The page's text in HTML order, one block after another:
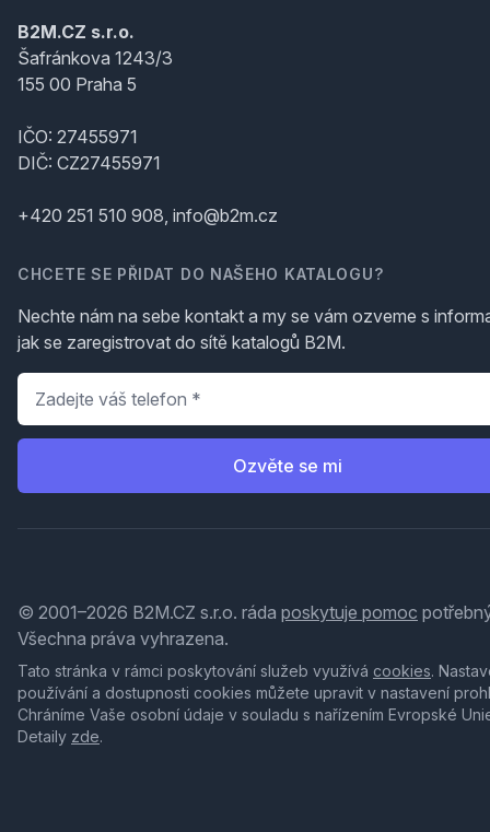
B2M.CZ s.r.o.
Šafránkova 1243/3
155 00 Praha 5
IČO: 27455971
DIČ: CZ27455971
+420 251 510 908, info@b2m.cz
CHCETE SE PŘIDAT DO NAŠEHO KATALOGU?
Nechte nám na sebe kontakt a my se vám ozveme s
jak se zaregistrovat do sítě katalogů B2M.
Telefon
Ozvěte se mi
© 2001–2026 B2M.CZ s.r.o. ráda poskytuje pomoc
Všechna práva vyhrazena.
Tato stránka v rámci poskytování služeb využívá cookies.
používání a dostupnosti cookies můžete upravit v nastavení
Chráníme Vaše osobní údaje v souladu s nařízením Evropské
Detaily zde.